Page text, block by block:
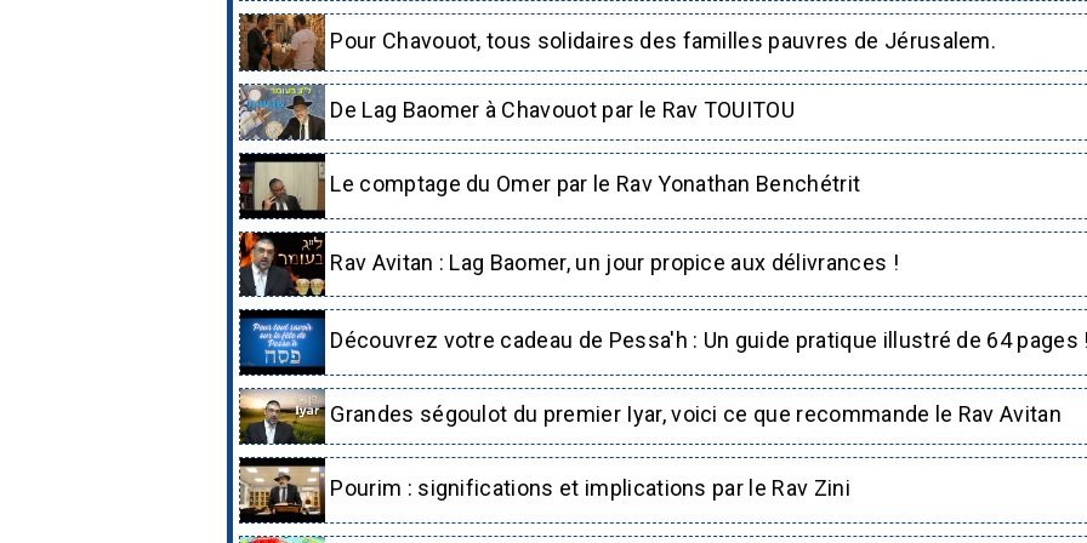
Pour Chavouot, tous solidaires des familles pauvres de Jérusalem.
De Lag Baomer à Chavouot par le Rav TOUITOU
Le comptage du Omer par le Rav Yonathan Benchétrit
Rav Avitan : Lag Baomer, un jour propice aux délivrances !
Découvrez votre cadeau de Pessa'h : Un guide pratique illustré de 64 pages
Grandes ségoulot du premier Iyar, voici ce que recommande le Rav Avitan
Pourim : significations et implications par le Rav Zini